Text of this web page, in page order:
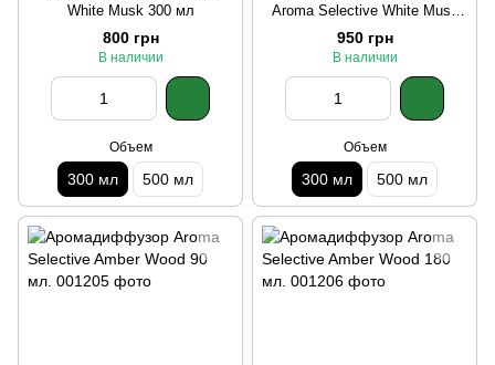
White Musk 300 мл
800 грн
В наличии
Объем
300 мл 500 мл
Aroma Selective White Musk
300 мл
950 грн
В наличии
Объем
300 мл 500 мл